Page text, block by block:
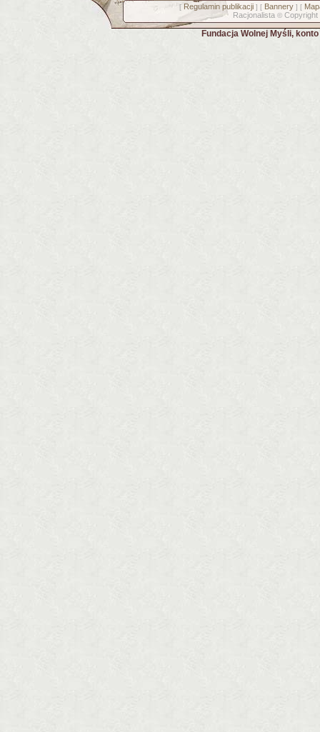
[ Regulamin publikacji] [ Bannery] [
Racjonalista © Copyright
Fundacja Wolnej Myśli,